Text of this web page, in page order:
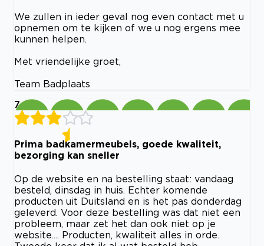
We zullen in ieder geval nog even contact met u
opnemen om te kijken of we u nog ergens mee
kunnen helpen.
Met vriendelijke groet,
Team Badplaats
7
Prima badkamermeubels, goede kwaliteit,
bezorging kan sneller
Op de website en na bestelling staat: vandaag
besteld, dinsdag in huis. Echter komende
producten uit Duitsland en is het pas donderdag
geleverd. Voor deze bestelling was dat niet een
probleem, maar zet het dan ook niet op je
website.... Producten, kwaliteit alles in orde.